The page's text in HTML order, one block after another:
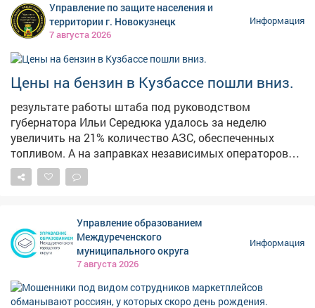
действительно приведена в порядок, однако
оставшаяся секция по-прежнему находится в
сильных ливней эта лестница регулярно
превращается в бурный водопад, а зимой страдает от
тяжести снега. Напомним, в конце июня в мэрии
сообщали, что началсяремонт лестничного спуска на
Пионерском бульваре. В администрации также
отметили, что его размыло сильным дождем.
Управление по защите населения и
территории г. Новокузнецк
7 августа 2026
Информация
Цены на бензин в Кузбассе пошли вниз.
результате работы штаба под руководством
губернатора Ильи Середюка удалось за неделю
увеличить на 21% количество АЗС, обеспеченных
топливом. А на заправках независимых операторов
стоимость горючего начала снижаться. Проехали по
территориям региона и убедились в этом.
Управление образованием
Междуреченского
муниципального округа
7 августа 2026
Информация